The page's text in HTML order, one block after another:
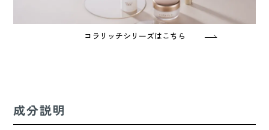
コラリッチシリーズはこちら
成分説明